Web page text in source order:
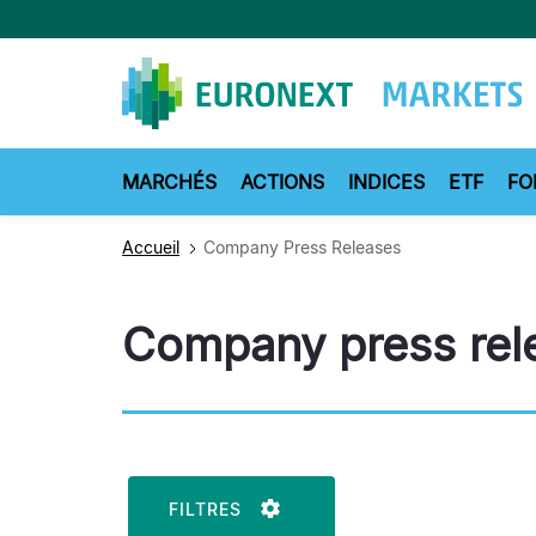
au
MARCHÉS ACTIONS INDICES ETF
Accueil Company Press Releases
Company press
FILTRES